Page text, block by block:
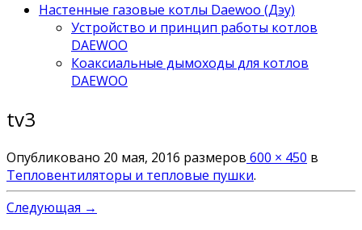
Настенные газовые котлы Daewoo (Дэу)
Устройство и принцип работы котлов
DAEWOO
Коаксиальные дымоходы для котлов
DAEWOO
tv3
Опубликовано 20 мая, 2016 размеров 600 × 450 в
Тепловентиляторы и тепловые пушки.
Следующая →